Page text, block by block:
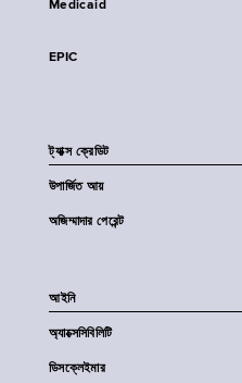
Medicaid
EPIC
ট্যাক্স ক্রেডিট
উপার্জিত আয়
অজিম্মাদার পেরেন্ট
আইনি
অ্যাক্সেসিবিলিটি
ডিসক্লেইমার